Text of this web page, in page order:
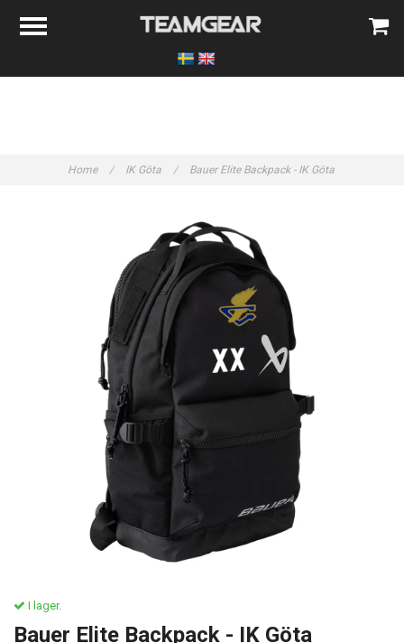
Home / IK Göta / Bauer Elite Backpack - IK Göta
I lager.
Bauer Elite Backpack - IK Göta